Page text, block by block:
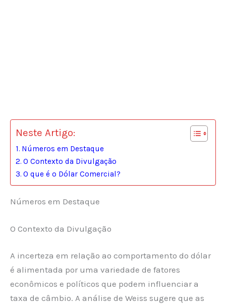
Neste Artigo:
Números em Destaque
O Contexto da Divulgação
O que é o Dólar Comercial?
Números em Destaque
O Contexto da Divulgação
A incerteza em relação ao comportamento do dólar
é alimentada por uma variedade de fatores
econômicos e políticos que podem influenciar a
taxa de câmbio. A análise de Weiss sugere que as